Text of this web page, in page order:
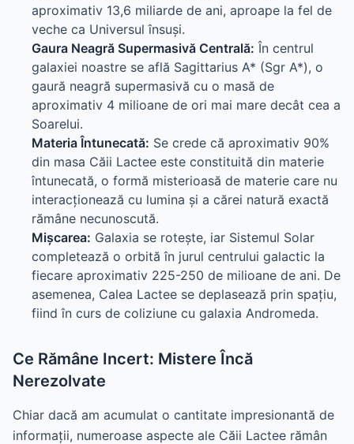
aproximativ 13,6 miliarde de ani, aproape la fel de
veche ca Universul însuși.
Gaura Neagră Supermasivă Centrală: În centrul
galaxiei noastre se află Sagittarius A* (Sgr A*), o
gaură neagră supermasivă cu o masă de
aproximativ 4 milioane de ori mai mare decât cea a
Soarelui.
Materia Întunecată: Se crede că aproximativ 90%
din masa Căii Lactee este constituită din materie
întunecată, o formă misterioasă de materie care nu
interacționează cu lumina și a cărei natură exactă
rămâne necunoscută.
Mișcarea: Galaxia se rotește, iar Sistemul Solar
completează o orbită în jurul centrului galactic la
fiecare aproximativ 225-250 de milioane de ani. De
asemenea, Calea Lactee se deplasează prin spațiu,
fiind în curs de coliziune cu galaxia Andromeda.
Ce Rămâne Incert: Mistere Încă
Nerezolvate
Chiar dacă am acumulat o cantitate impresionantă de
informații, numeroase aspecte ale Căii Lactee rămân